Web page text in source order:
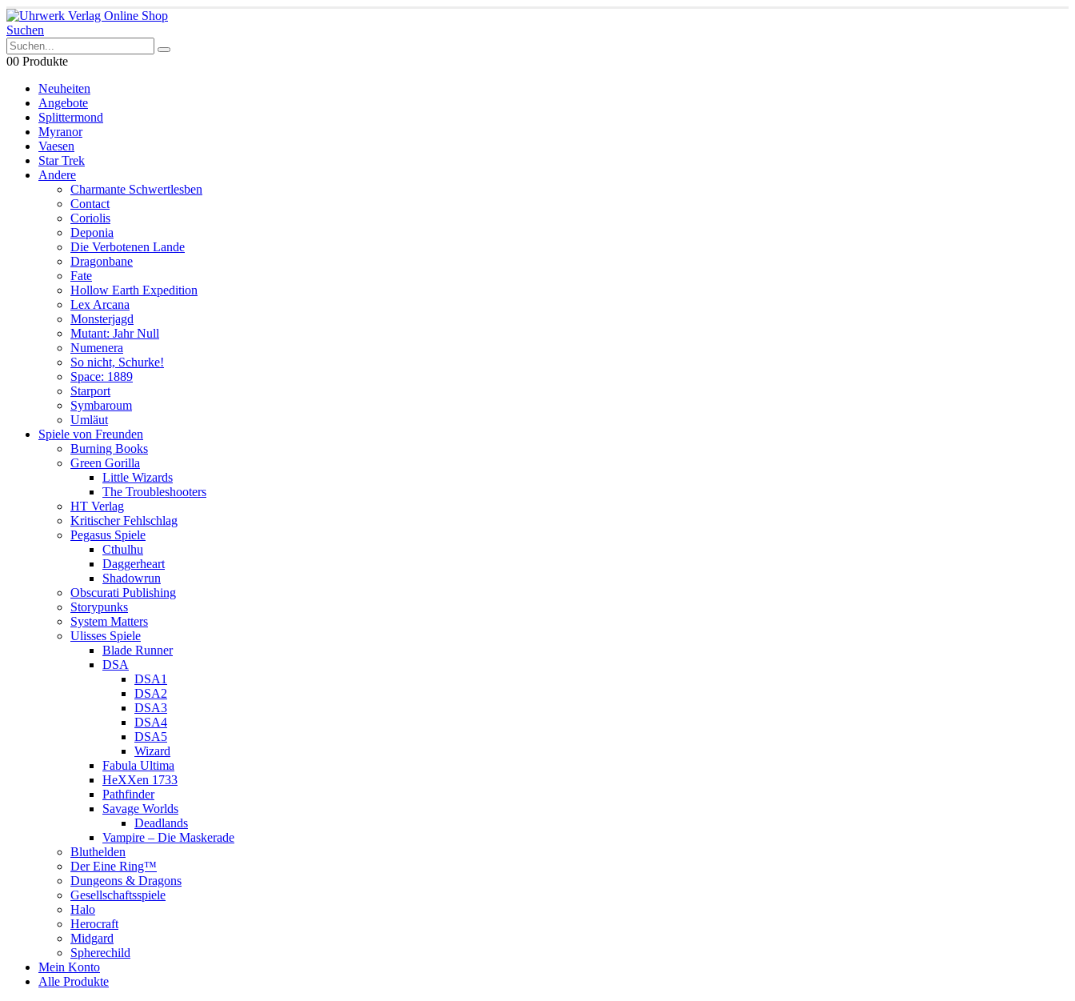
Suchen
00 Produkte
Neuheiten
Angebote
Splittermond
Myranor
Vaesen
Star Trek
Andere
Charmante Schwertlesben
Contact
Coriolis
Deponia
Die Verbotenen Lande
Dragonbane
Fate
Hollow Earth Expedition
Lex Arcana
Monsterjagd
Mutant: Jahr Null
Numenera
So nicht, Schurke!
Space: 1889
Starport
Symbaroum
Umläut
Spiele von Freunden
Burning Books
Green Gorilla
Little Wizards
The Troubleshooters
HT Verlag
Kritischer Fehlschlag
Pegasus Spiele
Cthulhu
Daggerheart
Shadowrun
Obscurati Publishing
Storypunks
System Matters
Ulisses Spiele
Blade Runner
DSA
DSA1
DSA2
DSA3
DSA4
DSA5
Wizard
Fabula Ultima
HeXXen 1733
Pathfinder
Savage Worlds
Deadlands
Vampire – Die Maskerade
Bluthelden
Der Eine Ring™
Dungeons & Dragons
Gesellschaftsspiele
Halo
Herocraft
Midgard
Spherechild
Mein Konto
Alle Produkte